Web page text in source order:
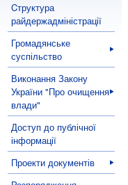
Cтруктура
райдержадміністрації
Громадянське
суспільство
Виконання Закону
України "Про очищення
влади"
Доступ до публічної
інформації
Проекти документів